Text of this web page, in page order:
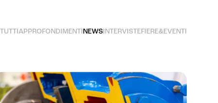
TUTTIAPPROFONDIMENTINEWSINTERVISTEFIERE&EVENTI